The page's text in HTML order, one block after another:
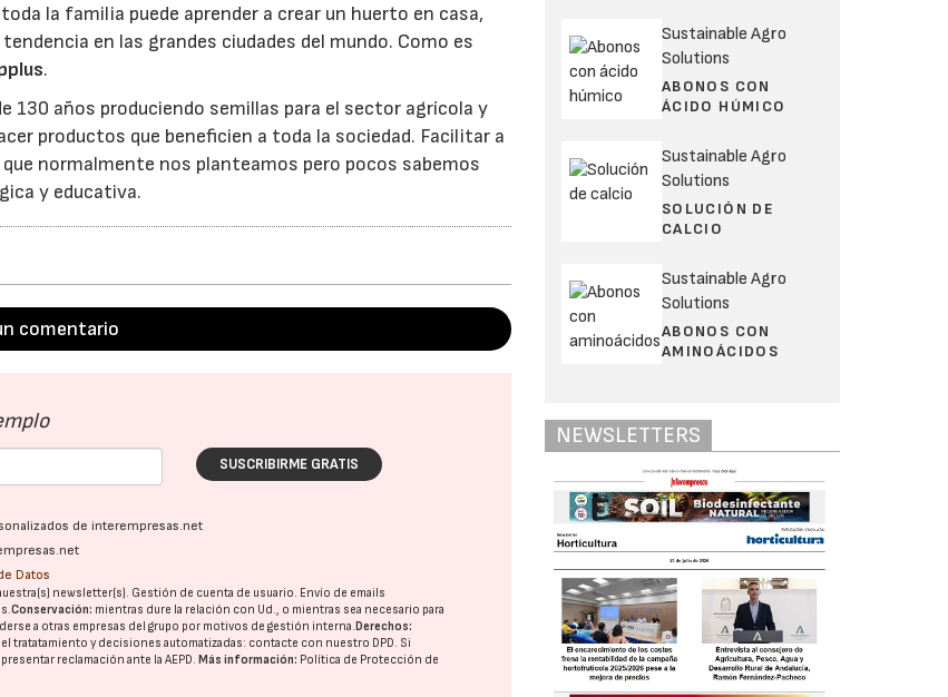
la familia puede aprender a crear un huerto en casa,
en las grandes ciudades del mundo. Como es
.
130 años produciendo semillas para el sector agrícola y
productos que beneficien a toda la sociedad. Facilitar a
normalmente nos planteamos pero pocos sabemos
y educativa.
comentario
SUSCRIBIRME GRATIS
de interempresas.net
Datos
newsletter(s). Gestión de cuenta de usuario. Envío de emails
Conservación: mientras dure la relación con Ud., o mientras sea necesario para
a otras empresas del grupo por motivos de gestión interna. Derechos:
tratatamiento y decisiones automatizadas: contacte con nuestro DPD. Si
reclamación ante laAEPD. Más información: Política de Protección de
Sustainable Agro
Solutions
ABONOS CON
ÁCIDO HÚMICO
Sustainable Agro
Solutions
SOLUCIÓN DE
CALCIO
Sustainable Agro
Solutions
ABONOS CON
AMINOÁCIDOS
NEWSLETTERS